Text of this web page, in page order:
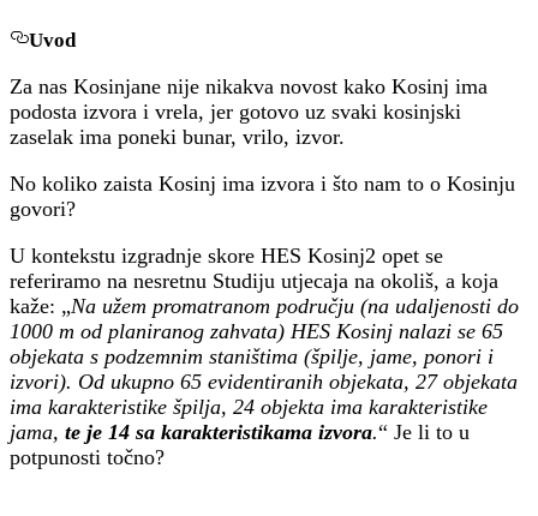
Uvod
Za nas Kosinjane nije nikakva novost kako Kosinj ima
podosta izvora i vrela, jer gotovo uz svaki kosinjski
zaselak ima poneki bunar, vrilo, izvor.
No koliko zaista Kosinj ima izvora i što nam to o Kosinju
govori?
U kontekstu izgradnje skore HES Kosinj2 opet se
referiramo na nesretnu Studiju utjecaja na okoliš, a koja
kaže: „Na užem promatranom području (na udaljenosti do
1000 m od planiranog zahvata) HES Kosinj nalazi se 65
objekata s podzemnim staništima (špilje, jame, ponori i
izvori). Od ukupno 65 evidentiranih objekata, 27 objekata
ima karakteristike špilja, 24 objekta ima karakteristike
jama, te je 14 sa karakteristikama izvora.“ Je li to u
potpunosti točno?